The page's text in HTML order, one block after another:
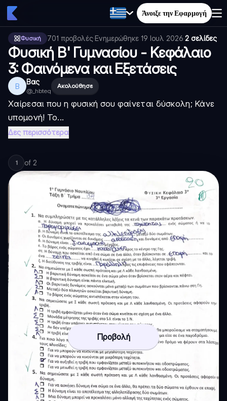
Άνοιξε την Εφαρμογή
Φυσική 701 προβολές·Ενημερώθηκε 19 Ιουλ 2026·2 σελίδες
Φυσική Β' Γυμνασίου - Κεφάλαιο
3: Φαινόμενα και Εξετάσεις
Β Βας
@ _hbteq
Ακολούθησε
Χαίρεσαι που η φυσική σου φαίνεται δύσκολη; Κάνε
υπομονή! Το...
Δες περισσότερα
1 of 2
Προβολή